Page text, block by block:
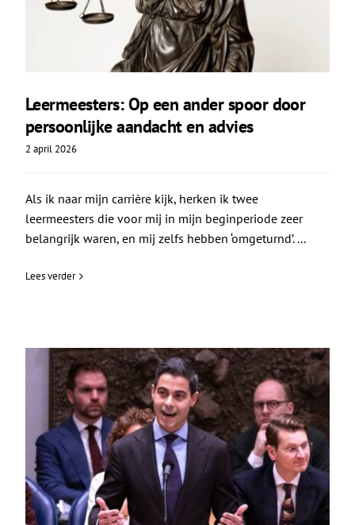
Leermeesters: Op een ander spoor door
persoonlijke aandacht en advies
2 april 2026
Als ik naar mijn carrière kijk, herken ik twee
leermeesters die voor mij in mijn beginperiode zeer
belangrijk waren, en mij zelfs hebben ‘omgeturnd’. ...
Lees verder